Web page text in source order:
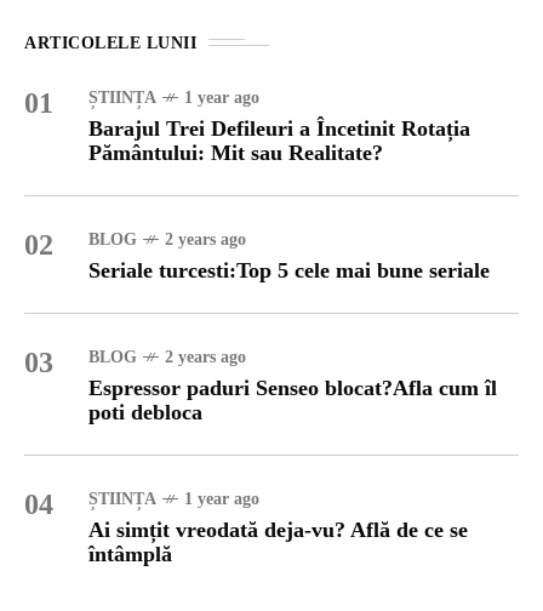
ARTICOLELE LUNII
01 ȘTIINȚA 1 year ago
Barajul Trei Defileuri a Încetinit Rotația
Pământului: Mit sau Realitate?
02 BLOG 2 years ago
Seriale turcesti:Top 5 cele mai bune seriale
03 BLOG 2 years ago
Espressor paduri Senseo blocat?Afla cum îl
poti debloca
04 ȘTIINȚA 1 year ago
Ai simțit vreodată deja-vu? Află de ce se
întâmplă